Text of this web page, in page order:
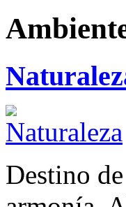
Destino